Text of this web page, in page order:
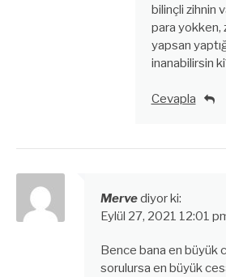
bilinçli zihnin
para yokken,
yapsan
inanabilirsin
Cevapla
Mervediyor ki:
Eylül 27, 2021 12:01
Bence bana en büyük
sorulursa en büyük